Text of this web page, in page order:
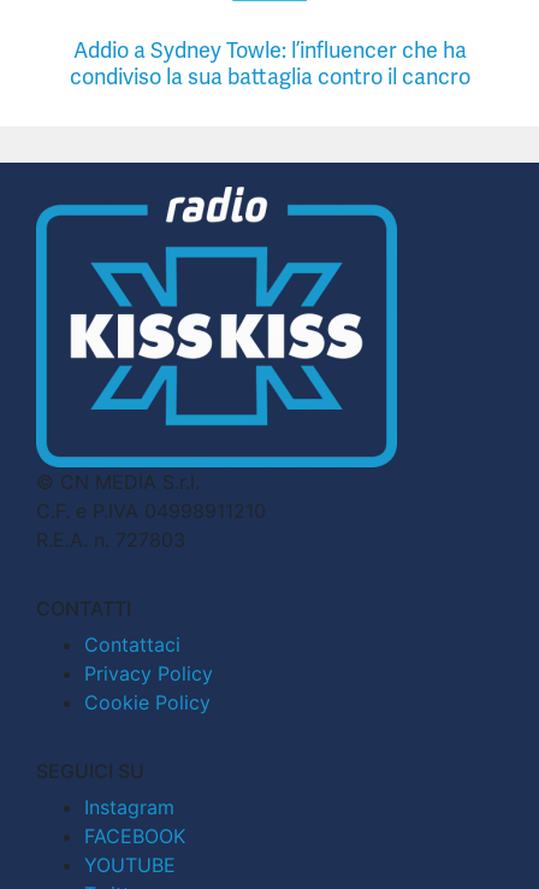
Addio a Sydney Towle: l’influencer che ha
condiviso la sua battaglia contro il cancro
© CN MEDIA S.r.l.
C.F. e P.IVA 04998911210
R.E.A. n. 727803
CONTATTI
Contattaci
Privacy Policy
Cookie Policy
SEGUICI SU
Instagram
FACEBOOK
YOUTUBE